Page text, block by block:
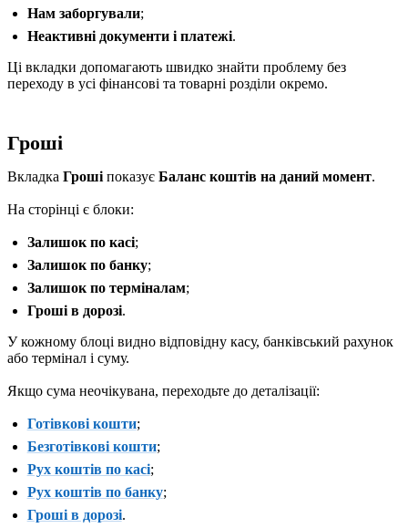
Нам заборгували;
Неактивні документи і платежі.
Ці вкладки допомагають швидко знайти проблему без
переходу в усі фінансові та товарні розділи окремо.
Гроші
Вкладка Гроші показує Баланс коштів на даний момент.
На сторінці є блоки:
Залишок по касі;
Залишок по банку;
Залишок по терміналам;
Гроші в дорозі.
У кожному блоці видно відповідну касу, банківський рахунок
або термінал і суму.
Якщо сума неочікувана, переходьте до деталізації:
Готівкові кошти;
Безготівкові кошти;
Рух коштів по касі;
Рух коштів по банку;
Гроші в дорозі.